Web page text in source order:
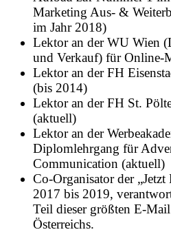
Marketing Aus- &
im Jahr 2018)
Lektor an der WU Wien
und Verkauf) für Online-
Lektor an der FH
(bis 2014)
Lektor an der FH St.
(aktuell)
Lektor an der
Diplomlehrgang für
Communication (aktuell)
Co-Organisator der
2017 bis 2019,
Teil dieser größten E-
Österreichs.